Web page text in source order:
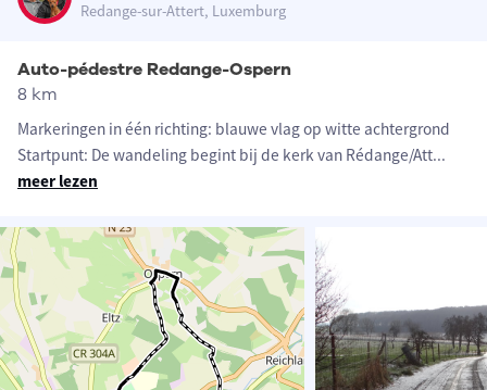
Redange-sur-Attert, Luxemburg
Auto-pédestre Redange-Ospern
8 km
Markeringen in één richting: blauwe vlag op witte achtergrond
Startpunt: De wandeling begint bij de kerk van Rédange/Att...
meer lezen